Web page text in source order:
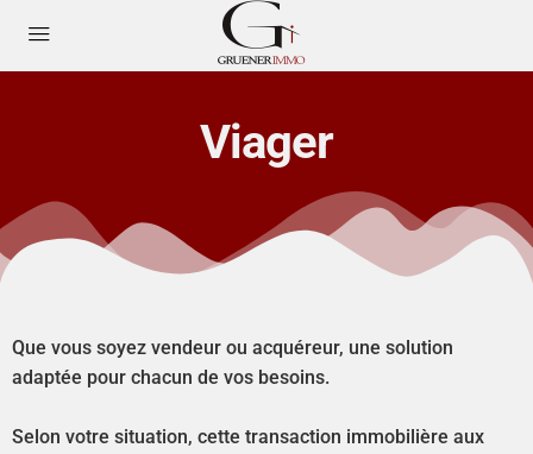
Viager
Que vous soyez vendeur ou acquéreur, une solution
adaptée pour chacun de vos besoins.
Selon votre situation, cette transaction immobilière aux